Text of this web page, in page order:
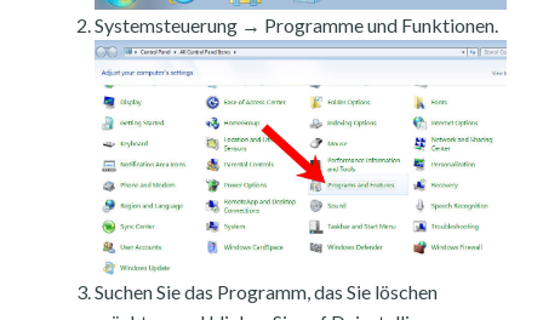
Systemsteuerung → Programme und Funktionen.
Suchen Sie das Programm, das Sie löschen